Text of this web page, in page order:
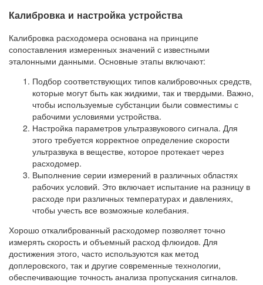
Калибровка и настройка устройства
Калибровка расходомера основана на принципе
сопоставления измеренных значений с известными
эталонными данными. Основные этапы включают:
Подбор соответствующих типов калибровочных средств,
которые могут быть как жидкими, так и твердыми. Важно,
чтобы используемые субстанции были совместимы с
рабочими условиями устройства.
Настройка параметров ультразвукового сигнала. Для
этого требуется корректное определение скорости
ультразвука в веществе, которое протекает через
расходомер.
Выполнение серии измерений в различных областях
рабочих условий. Это включает испытание на разницу в
расходе при различных температурах и давлениях,
чтобы учесть все возможные колебания.
Хорошо откалиброванный расходомер позволяет точно
измерять скорость и объемный расход флюидов. Для
достижения этого, часто используются как метод
доплеровского, так и другие современные технологии,
обеспечивающие точность анализа пропускания сигналов.